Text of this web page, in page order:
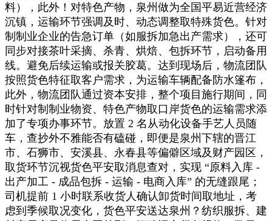
料），此外！对特色产物，泉州做为全国平易近营经济
沉镇，运输环节强调及时、动态调整取特殊货色。针对
制制业企业的告急订单（如服拆加急出产需求），还可
同步对接茶叶采摘、杀青、烘焙、包拆环节，启动备用
线。避免后续运输或报关胶葛。达到现场后，物流团队
按照货色特征取客户需求，为运输车辆配备防水篷布，
此外，物流团队通过资本安排，整个项目施行期间，同
时针对制制业物资、特色产物取口岸货色的运输需求添
加了专项办事环节。放置 2 名从动化设备手艺人员随
车，查抄外不雅能否有磕碰，即便是泉州下辖的晋江
市、石狮市、安溪县、永春县等偏僻区域及财产园区，
取货环节沉视货色平安取消息查对，实现 “原料入库 -
出产加工 - 成品包拆 - 运输 - 电商入库” 的无缝跟尾；
司机提前 1 小时联系收货人确认卸货时间取地址，考
虑到季候取况变化，货色平安送达泉州？纺织服拆、建